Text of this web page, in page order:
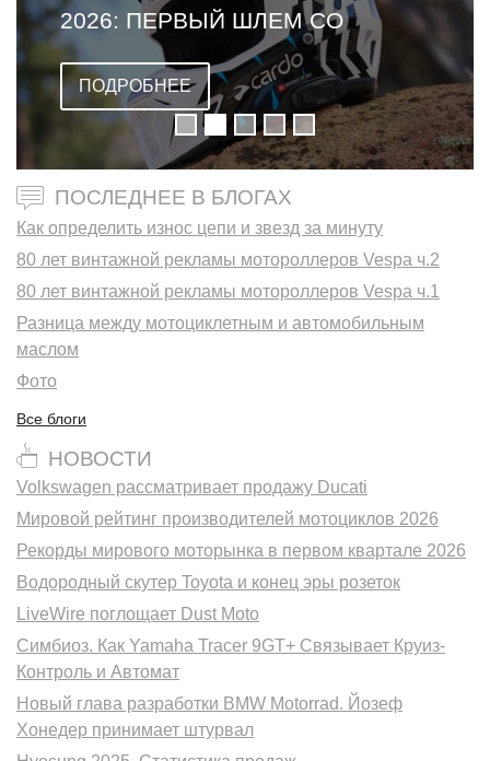
2026: ПЕРВЫЙ ШЛЕМ СО
ВСТРОЕННОЙ ГАРНИТУРОЙ
ПОДРОБНЕЕ
ПОСЛЕДНЕЕ В БЛОГАХ
Как определить износ цепи и звезд за минуту
80 лет винтажной рекламы мотороллеров Vespa ч.2
80 лет винтажной рекламы мотороллеров Vespa ч.1
Разница между мотоциклетным и автомобильным
маслом
Фото
Все блоги
НОВОСТИ
Volkswagen рассматривает продажу Ducati
Мировой рейтинг производителей мотоциклов 2026
Рекорды мирового моторынка в первом квартале 2026
Водородный скутер Toyota и конец эры розеток
LiveWire поглощает Dust Moto
Симбиоз. Как Yamaha Tracer 9GT+ Связывает Круиз-
Контроль и Автомат
Новый глава разработки BMW Motorrad. Йозеф
Хонедер принимает штурвал